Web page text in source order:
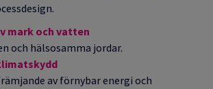
mark och vatten
och hälsosamma jordar.
av förnybar energi och